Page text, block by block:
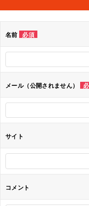
ビ
シ
ョ
ン
名前 必須
メール（公開されません）
サイト
コメント